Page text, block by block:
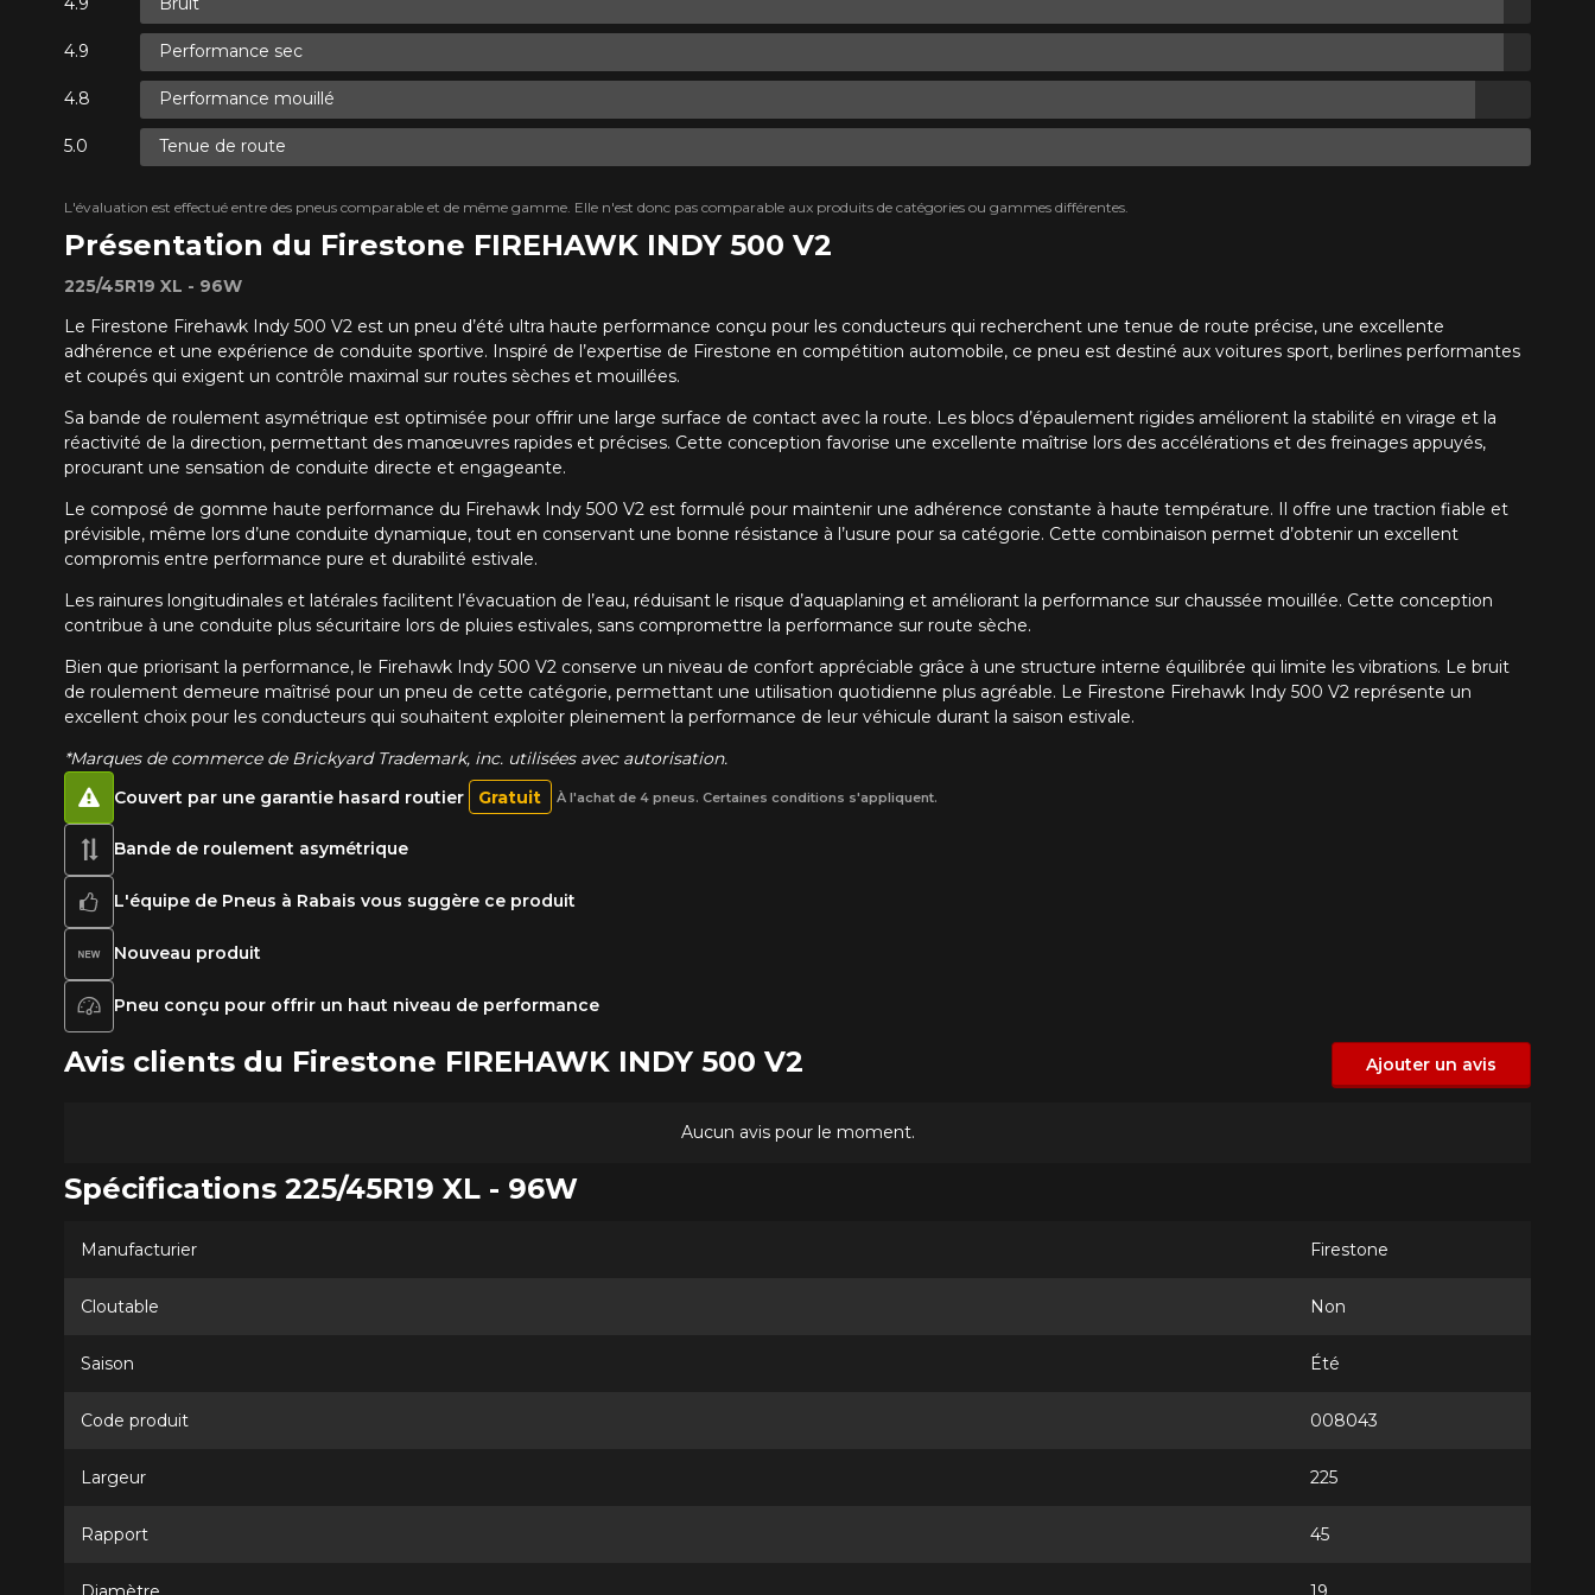
Présentation du Firestone FIREHAWK INDY 500 V2
225/45R19 XL - 96W
Le Firestone Firehawk Indy 500 V2 est un pneu d’été ultra haute performance conçu pour les conducteurs qui recherchent une tenue de route précise, une excellente
adhérence et une expérience de conduite sportive. Inspiré de l’expertise de Firestone en compétition automobile, ce pneu est destiné aux voitures sport, berlines performantes
et coupés qui exigent un contrôle maximal sur routes sèches et mouillées.
Sa bande de roulement asymétrique est optimisée pour offrir une large surface de contact avec la route. Les blocs d’épaulement rigides améliorent la stabilité en virage et la
réactivité de la direction, permettant des manœuvres rapides et précises. Cette conception favorise une excellente maîtrise lors des accélérations et des freinages appuyés,
procurant une sensation de conduite directe et engageante.
Le composé de gomme haute performance du Firehawk Indy 500 V2 est formulé pour maintenir une adhérence constante à haute température. Il offre une traction fiable et
prévisible, même lors d’une conduite dynamique, tout en conservant une bonne résistance à l’usure pour sa catégorie. Cette combinaison permet d’obtenir un excellent
compromis entre performance pure et durabilité estivale.
Les rainures longitudinales et latérales facilitent l’évacuation de l’eau, réduisant le risque d’aquaplaning et améliorant la performance sur chaussée mouillée. Cette conception
contribue à une conduite plus sécuritaire lors de pluies estivales, sans compromettre la performance sur route sèche.
Bien que priorisant la performance, le Firehawk Indy 500 V2 conserve un niveau de confort appréciable grâce à une structure interne équilibrée qui limite les vibrations. Le bruit
de roulement demeure maîtrisé pour un pneu de cette catégorie, permettant une utilisation quotidienne plus agréable. Le Firestone Firehawk Indy 500 V2 représente un
excellent choix pour les conducteurs qui souhaitent exploiter pleinement la performance de leur véhicule durant la saison estivale.
*Marques de commerce de Brickyard Trademark, inc. utilisées avec autorisation.
Performance sec
Performance mouillé
Tenue de route
L'évaluation est effectué entre des pneus comparable et de même gamme. Elle n'est donc pas comparable aux produits de catégories ou gammes différentes.
Bande de roulement asymétrique
L'équipe de Pneus à Rabais vous suggère ce produit
Nouveau produit
Pneu conçu pour offrir un haut niveau de performance
Couvert par une garantie hasard routier Gratuit À l'achat de 4 pneus. Certaines conditions s'appliquent.
Avis clients du Firestone FIREHAWK INDY 500 V2 Ajouter un avis
Aucun avis pour le moment.
Spécifications 225/45R19 XL - 96W
Manufacturier Firestone
Cloutable Non
Saison Été
Code produit 008043
Largeur 225
Rapport 45